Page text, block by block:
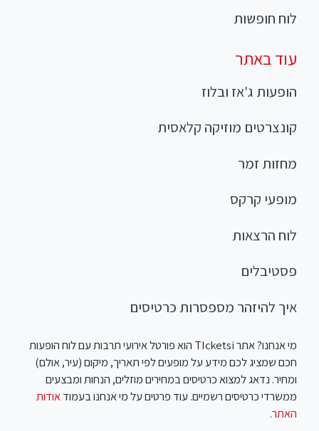
לוח חופשות
עוד באתר
הופעות ג'אז ובלוז
קונצרטים מוזיקה קלאסית
מחזות זמר
מופעי קרקס
לוח הרצאות
פסטיבלים
איך להיזהר מספסרות כרטיסים
מי אנחנו? אתר TIcketsi הוא פורטל אירועי תרבות עם לוח הופעות
חכם שמציג לכם מידע על מופעים לפי תאריך, מיקום (עיר, אולם)
ומחיר. נדאג למצוא כרטיסים במחירים מוזלים, הנחות ומבצעים
ממשרדי כרטיסים רשמיים. עוד פרטים על מי אנחנו בעמודאודות
האתר.